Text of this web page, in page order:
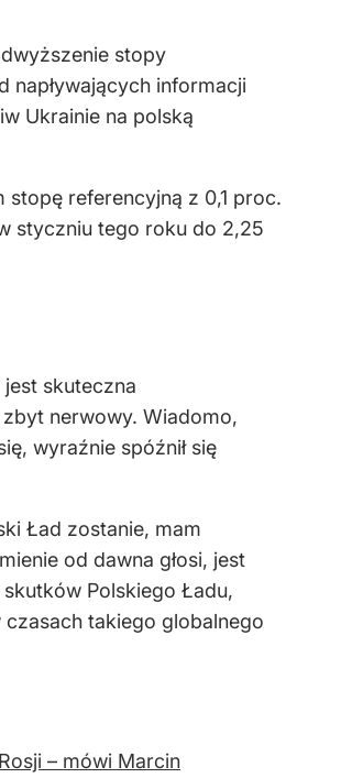
stopy
napływających informacji
Ukrainie na polską
referencyjną z 0,1 proc.
styczniu tego roku do 2,25
jest skuteczna
nerwowy. Wiadomo,
wyraźnie spóźnił się
Ład zostanie, mam
od dawna głosi, jest
Polskiego Ładu,
takiego globalnego
– mówi Marcin